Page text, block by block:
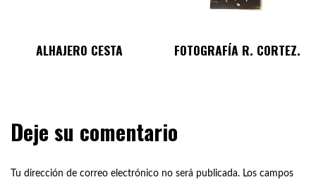
ALHAJERO CESTA FOTOGRAFÍA R. CORTEZ.
Deje su comentario
Tu dirección de correo electrónico no será publicada. Los campos